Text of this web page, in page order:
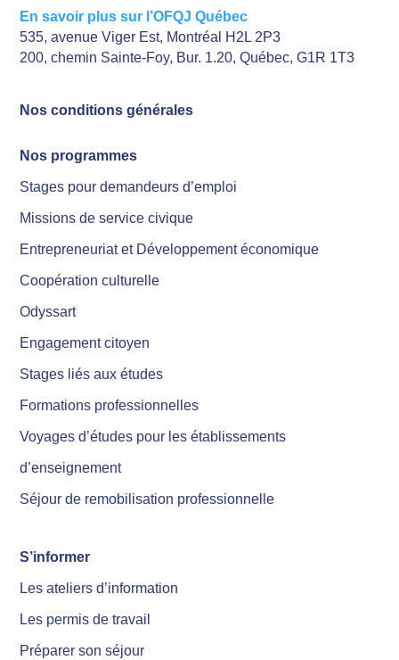
En savoir plus sur l’OFQJ Québec
535, avenue Viger Est, Montréal H2L 2P3
200, chemin Sainte-Foy, Bur. 1.20, Québec, G1R 1T3
Nos conditions générales
Nos programmes
Stages pour demandeurs d’emploi
Missions de service civique
Entrepreneuriat et Développement économique
Coopération culturelle
Odyssart
Engagement citoyen
Stages liés aux études
Formations professionnelles
Voyages d’études pour les établissements
d’enseignement
Séjour de remobilisation professionnelle
S’informer
Les ateliers d’information
Les permis de travail
Préparer son séjour